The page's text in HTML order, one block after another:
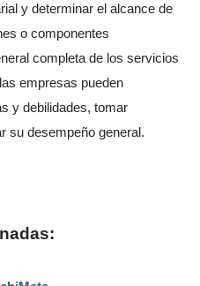
y determinar el alcance de
o componentes
completa de los servicios
empresas pueden
y debilidades, tomar
su desempeño general.